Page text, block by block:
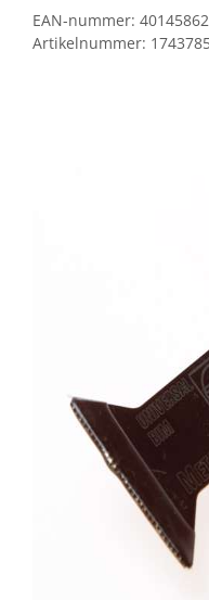
EAN-nummer:
Artikelnummer: